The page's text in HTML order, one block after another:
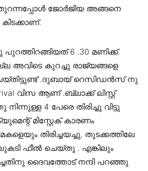
ജോർജിയ അങ്ങനെ
പുറത്തിറങ്ങിയത് 6 .30 മണിക്ക്.
അവിടെ കുറച്ചു രാജ്യങ്ങളെ
.ദുബായ് റെസിഡൻസ് നു
വിസ ആണ് .ബ്ലാക്ക് ലിസ്റ്റ്
4 പേരെ തിരിച്ചു വിട്ടു
മിസ്റ്റേക് കാരണം
തിരിച്ചയച്ചു. തുടക്കത്തിലേ
ഫീൽ ചെയ്തു . എങ്കിലും
ദൈവത്തോട് നന്ദി പറഞ്ഞു